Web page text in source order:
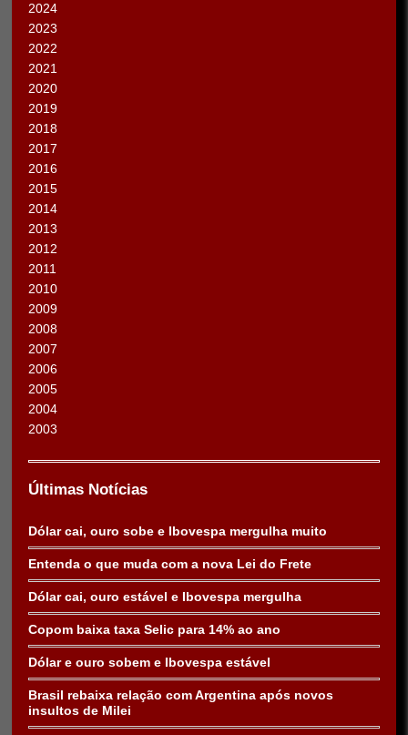
2024
2023
2022
2021
2020
2019
2018
2017
2016
2015
2014
2013
2012
2011
2010
2009
2008
2007
2006
2005
2004
2003
Últimas Notícias
Dólar cai, ouro sobe e Ibovespa mergulha muito
Entenda o que muda com a nova Lei do Frete
Dólar cai, ouro estável e Ibovespa mergulha
Copom baixa taxa Selic para 14% ao ano
Dólar e ouro sobem e Ibovespa estável
Brasil rebaixa relação com Argentina após novos
insultos de Milei